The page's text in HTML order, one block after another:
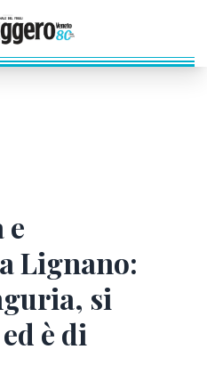
e
Lignano:
si
è di